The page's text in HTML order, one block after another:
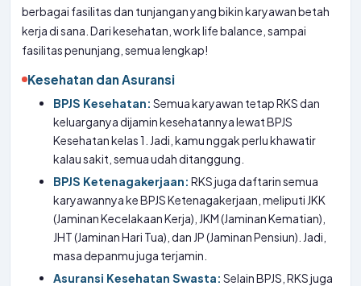
berbagai fasilitas dan tunjangan yang bikin karyawan betah
kerja di sana. Dari kesehatan, work life balance, sampai
fasilitas penunjang, semua lengkap!
Kesehatan dan Asuransi
BPJS Kesehatan: Semua karyawan tetap RKS dan
keluarganya dijamin kesehatannya lewat BPJS
Kesehatan kelas 1. Jadi, kamu nggak perlu khawatir
kalau sakit, semua udah ditanggung.
BPJS Ketenagakerjaan: RKS juga daftarin semua
karyawannya ke BPJS Ketenagakerjaan, meliputi JKK
(Jaminan Kecelakaan Kerja), JKM (Jaminan Kematian),
JHT (Jaminan Hari Tua), dan JP (Jaminan Pensiun). Jadi,
masa depanmu juga terjamin.
Asuransi Kesehatan Swasta: Selain BPJS, RKS juga